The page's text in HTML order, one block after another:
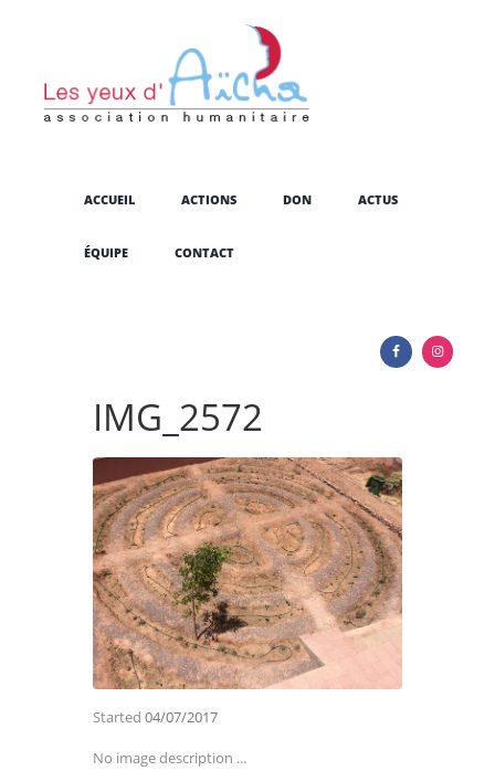
ACCUEIL ACTIONS DON ACTUS
ÉQUIPE CONTACT
IMG_2572
Started 04/07/2017
No image description ...